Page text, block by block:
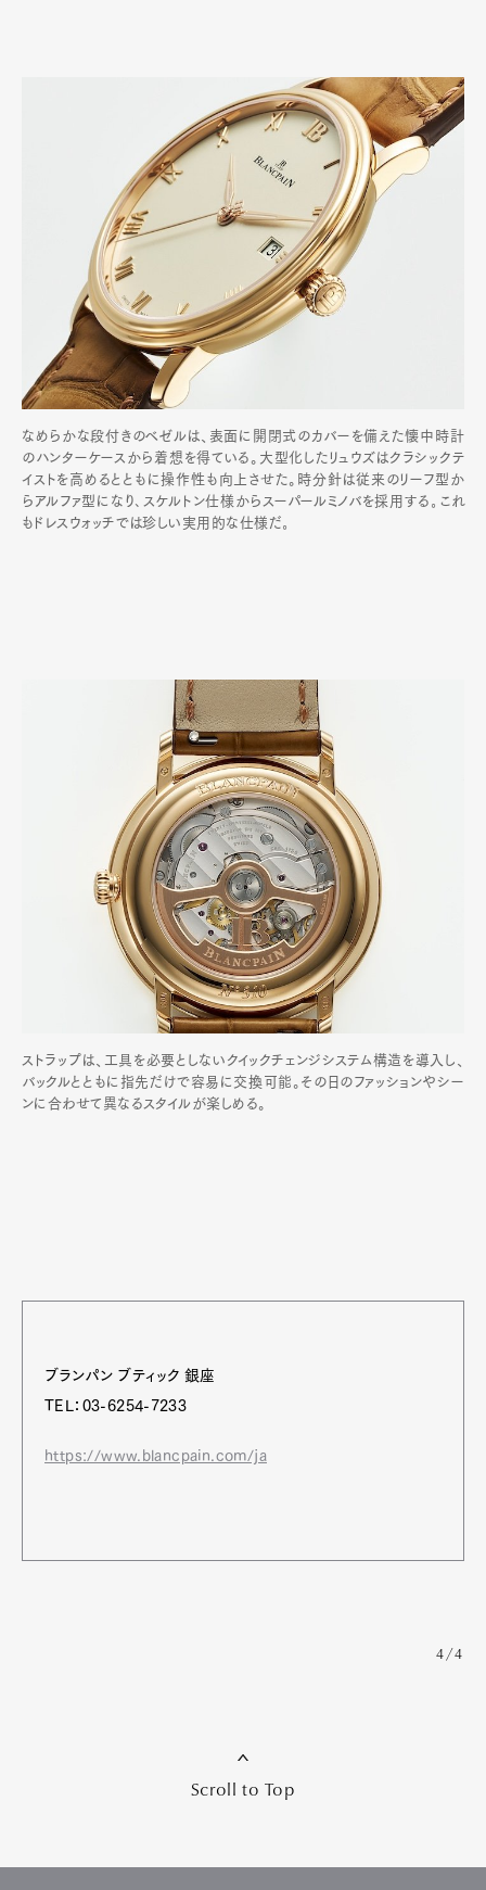
なめらかな段付きのベゼルは、表面に開閉式のカバーを備えた懐中時計
のハンターケースから着想を得ている。大型化したリュウズはクラシックテ
イストを高めるとともに操作性も向上させた。時分針は従来のリーフ型か
らアルファ型になり､スケルトン仕様からスーパールミノバを採用する｡これ
もドレスウォッチでは珍しい実用的な仕様だ｡
ストラップは、工具を必要としないクイックチェンジシステム構造を導入し、
バックルとともに指先だけで容易に交換可能。その日のファッションやシー
ンに合わせて異なるスタイルが楽しめる。
ブランパン ブティック 銀座
TEL：03-6254-7233
https://www.blancpain.com/ja
4/4
Scroll to Top